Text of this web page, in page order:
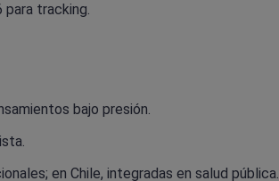
para tracking.
bajo presión.
en Chile, integradas en salud pública.